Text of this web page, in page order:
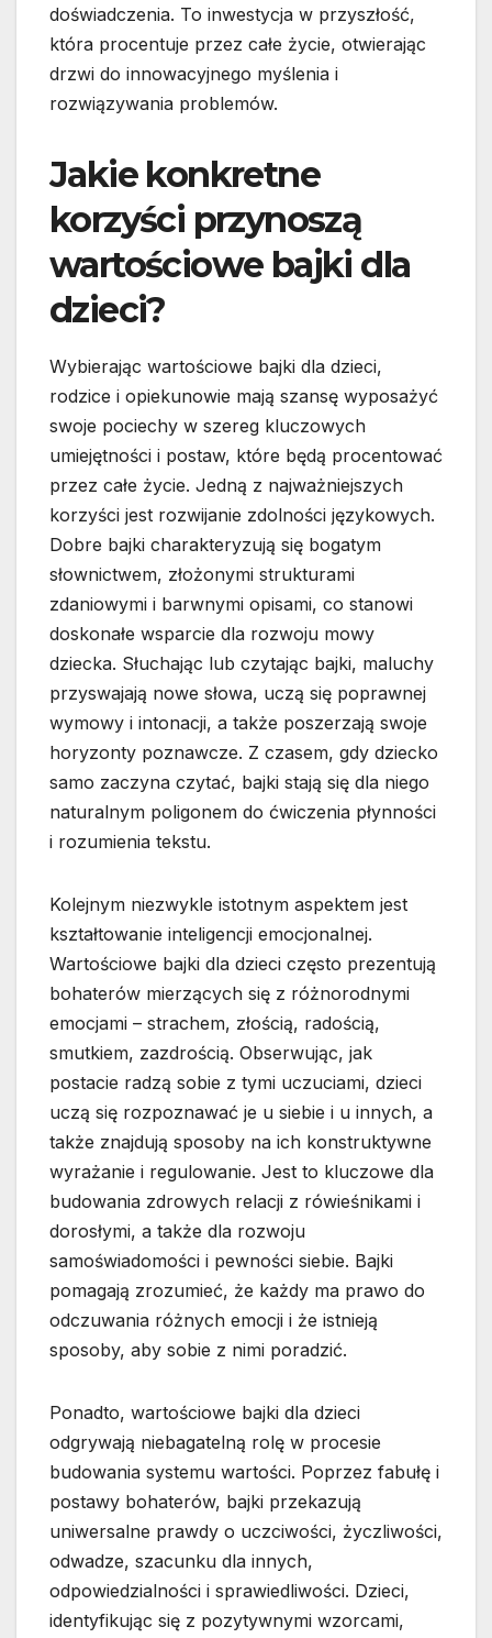
doświadczenia. To inwestycja w przyszłość,
która procentuje przez całe życie, otwierając
drzwi do innowacyjnego myślenia i
rozwiązywania problemów.
Jakie konkretne
korzyści przynoszą
wartościowe bajki dla
dzieci?
Wybierając wartościowe bajki dla dzieci,
rodzice i opiekunowie mają szansę wyposażyć
swoje pociechy w szereg kluczowych
umiejętności i postaw, które będą procentować
przez całe życie. Jedną z najważniejszych
korzyści jest rozwijanie zdolności językowych.
Dobre bajki charakteryzują się bogatym
słownictwem, złożonymi strukturami
zdaniowymi i barwnymi opisami, co stanowi
doskonałe wsparcie dla rozwoju mowy
dziecka. Słuchając lub czytając bajki, maluchy
przyswajają nowe słowa, uczą się poprawnej
wymowy i intonacji, a także poszerzają swoje
horyzonty poznawcze. Z czasem, gdy dziecko
samo zaczyna czytać, bajki stają się dla niego
naturalnym poligonem do ćwiczenia płynności
i rozumienia tekstu.
Kolejnym niezwykle istotnym aspektem jest
kształtowanie inteligencji emocjonalnej.
Wartościowe bajki dla dzieci często prezentują
bohaterów mierzących się z różnorodnymi
emocjami – strachem, złością, radością,
smutkiem, zazdrością. Obserwując, jak
postacie radzą sobie z tymi uczuciami, dzieci
uczą się rozpoznawać je u siebie i u innych, a
także znajdują sposoby na ich konstruktywne
wyrażanie i regulowanie. Jest to kluczowe dla
budowania zdrowych relacji z rówieśnikami i
dorosłymi, a także dla rozwoju
samoświadomości i pewności siebie. Bajki
pomagają zrozumieć, że każdy ma prawo do
odczuwania różnych emocji i że istnieją
sposoby, aby sobie z nimi poradzić.
Ponadto, wartościowe bajki dla dzieci
odgrywają niebagatelną rolę w procesie
budowania systemu wartości. Poprzez fabułę i
postawy bohaterów, bajki przekazują
uniwersalne prawdy o uczciwości, życzliwości,
odwadze, szacunku dla innych,
odpowiedzialności i sprawiedliwości. Dzieci,
identyfikując się z pozytywnymi wzorcami,